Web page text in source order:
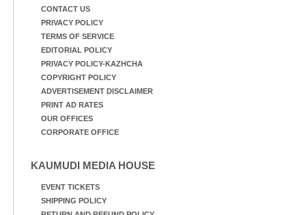
CONTACT US
PRIVACY POLICY
TERMS OF SERVICE
EDITORIAL POLICY
PRIVACY POLICY-KAZHCHA
COPYRIGHT POLICY
ADVERTISEMENT DISCLAIMER
PRINT AD RATES
OUR OFFICES
CORPORATE OFFICE
KAUMUDI MEDIA HOUSE
EVENT TICKETS
SHIPPING POLICY